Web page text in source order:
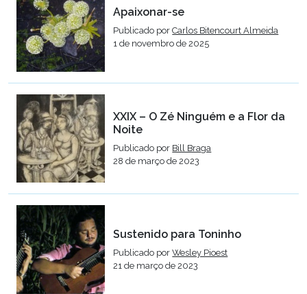
Apaixonar-se
Publicado porCarlos Bitencourt Almeida
1 de novembro de 2025
XXIX – O Zé Ninguém e a Flor da
Noite
Publicado por Bill Braga
28 de março de 2023
Sustenido para Toninho
Publicado porWesley Pioest
21 de março de 2023